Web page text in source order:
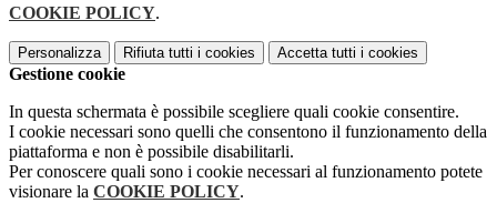
COOKIE POLICY.
Personalizza Rifiuta tutti i cookies Accetta tutti i cookies
Gestione cookie
In questa schermata è possibile scegliere quali cookie consentire.
I cookie necessari sono quelli che consentono il funzionamento della
piattaforma e non è possibile disabilitarli.
Per conoscere quali sono i cookie necessari al funzionamento potete
visionare la COOKIE POLICY.